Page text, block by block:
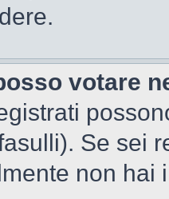
votare
Se sei
non hai